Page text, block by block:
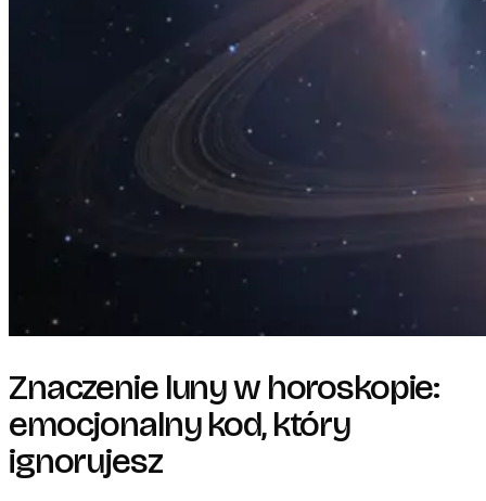
Znaczenie luny w horoskopie:
emocjonalny kod, który
ignorujesz